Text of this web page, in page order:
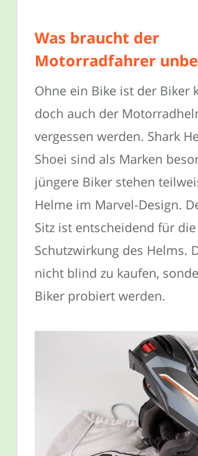
Was braucht der
Motorradfahrer
Ohne ein Bike ist der Biker
doch auch der
vergessen werden. Shark
Shoei sind als Marken
jüngere Biker stehen
Helme im Marvel-Design.
Sitz ist entscheidend für die
Schutzwirkung des Helms.
nicht blind zu kaufen,
Biker probiert werden.